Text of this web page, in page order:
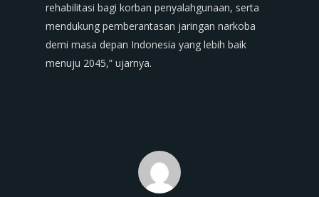
rehabilitasi bagi korban penyalahgunaan, serta
mendukung pemberantasan jaringan narkoba
demi masa depan Indonesia yang lebih baik
menuju 2045,” ujarnya.